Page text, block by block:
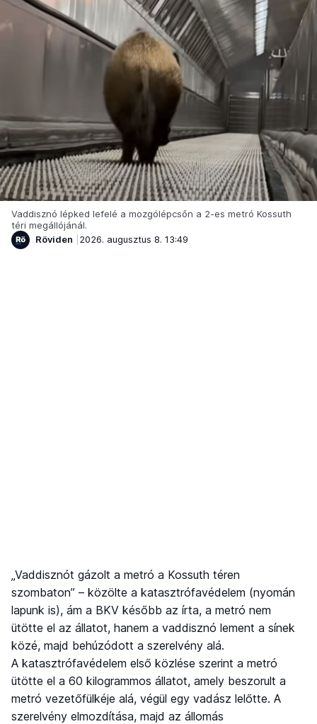
Vaddisznó lépked lefelé a mozgólépcsőn a 2-es metró Kossuth
téri megállójánál.
Röviden
2026. augusztus 8. 13:49
„Vaddisznót gázolt a metró a Kossuth téren
szombaton” – közölte a katasztrófavédelem (nyomán
lapunk is), ám a BKV később az írta, a metró nem
ütötte el az állatot, hanem a vaddisznó lement a sínek
közé, majd behúzódott a szerelvény alá.
A katasztrófavédelem első közlése szerint a metró
ütötte el a 60 kilogrammos állatot, amely beszorult a
metró vezetőfülkéje alá, végül egy vadász lelőtte. A
szerelvény elmozdítása, majd az állomás